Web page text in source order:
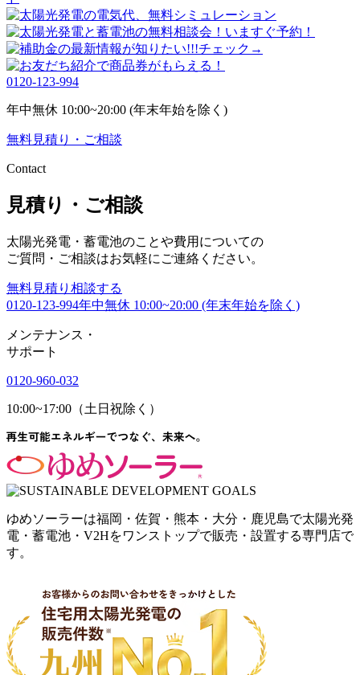
0120-123-994
年中無休 10:00~20:00 (年末年始を除く)
無料見積り・ご相談
Contact
見積り・ご相談
太陽光発電・蓄電池のことや費用についての
ご質問・ご相談はお気軽にご連絡ください。
無料見積り相談する
0120-123-994年中無休 10:00~20:00 (年末年始を除く)
メンテナンス ・
サポート
0120-960-032
10:00~17:00（土日祝除く）
ゆめソーラーは福岡・佐賀・熊本・大分・鹿児島で太陽光発
電・蓄電池・V2Hをワンストップで販売・設置する専門店で
す。